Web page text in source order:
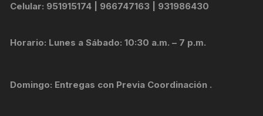
Celular: 951915174 | 966747163 | 931986430
Horario: Lunes a Sábado: 10:30 a.m. – 7 p.m.
Domingo: Entregas con Previa Coordinación .